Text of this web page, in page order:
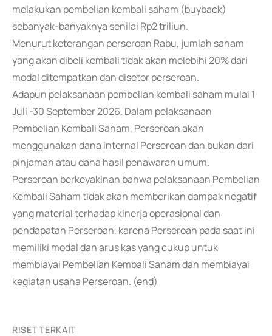
melakukan pembelian kembali saham (buyback)
sebanyak-banyaknya senilai Rp2 triliun.
Menurut keterangan perseroan Rabu, jumlah saham
yang akan dibeli kembali tidak akan melebihi 20% dari
modal ditempatkan dan disetor perseroan.
Adapun pelaksanaan pembelian kembali saham mulai 1
Juli -30 September 2026. Dalam pelaksanaan
Pembelian Kembali Saham, Perseroan akan
menggunakan dana internal Perseroan dan bukan dari
pinjaman atau dana hasil penawaran umum.
Perseroan berkeyakinan bahwa pelaksanaan Pembelian
Kembali Saham tidak akan memberikan dampak negatif
yang material terhadap kinerja operasional dan
pendapatan Perseroan, karena Perseroan pada saat ini
memiliki modal dan arus kas yang cukup untuk
membiayai Pembelian Kembali Saham dan membiayai
kegiatan usaha Perseroan. (end)
RISET TERKAIT